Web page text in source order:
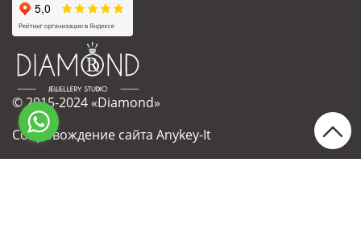
© 2015-2024 «Diamond»
Сопровождение сайта Anykey-It